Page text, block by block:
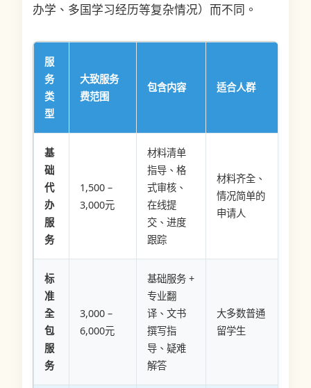
办学、多国学习经历等复杂情况）而不同。
服
务
类
型
大致服务
费范围
包含内容 适合人群
基
础
代
办
服
务
1,500 –
3,000元
材料清单
指导、格
式审核、
在线提
交、进度
跟踪
材料齐全、
情况简单的
申请人
标
准
全
包
服
务
3,000 –
6,000元
基础服务 +
专业翻
译、文书
撰写指
导、疑难
解答
大多数普通
留学生